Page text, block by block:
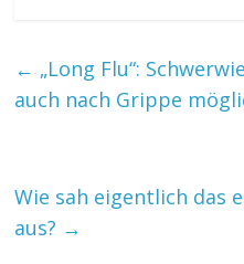
← „Long Flu“:
auch nach Grippe
Wie sah eigentlich das
aus? →